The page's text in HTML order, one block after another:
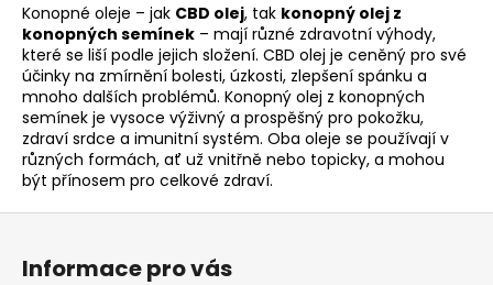
Konopné oleje – jak CBD olej, tak konopný olej z
konopných semínek – mají různé zdravotní výhody,
které se liší podle jejich složení. CBD olej je ceněný pro své
účinky na zmírnění bolesti, úzkosti, zlepšení spánku a
mnoho dalších problémů. Konopný olej z konopných
semínek je vysoce výživný a prospěšný pro pokožku,
zdraví srdce a imunitní systém. Oba oleje se používají v
různých formách, ať už vnitřně nebo topicky, a mohou
být přínosem pro celkové zdraví.
HLEDAT
Z
Informace pro vás